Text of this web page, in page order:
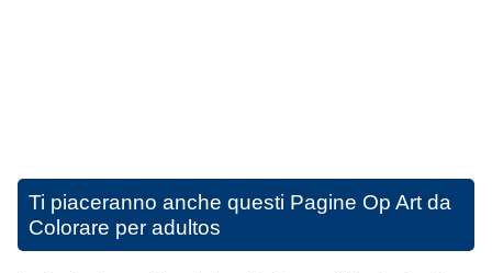
Ti piaceranno anche questi Pagine Op Art da
Colorare per adultos